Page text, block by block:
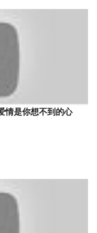
情是你想不到的心